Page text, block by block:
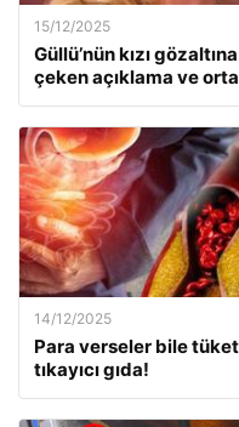
15/12/2025
Güllü’nün kızı
çeken açıklama ve
14/12/2025
Para verseler bile
tıkayıcı gıda!